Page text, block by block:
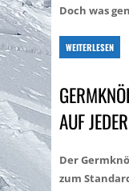
Doch was
WEITERLESEN
AUF
Der
zum